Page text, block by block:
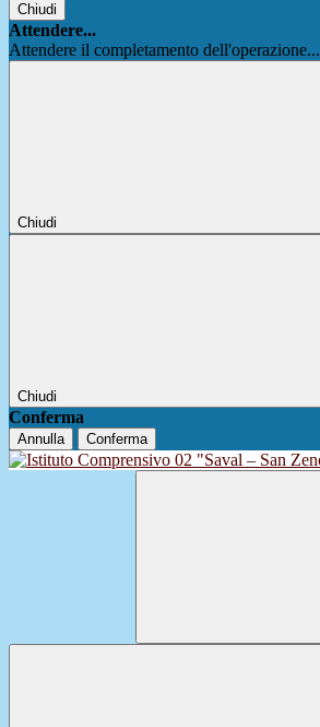
Chiudi
Attendere...
Attendere il completamento dell'operazione...
Chiudi
Chiudi
Conferma
Annulla Conferma